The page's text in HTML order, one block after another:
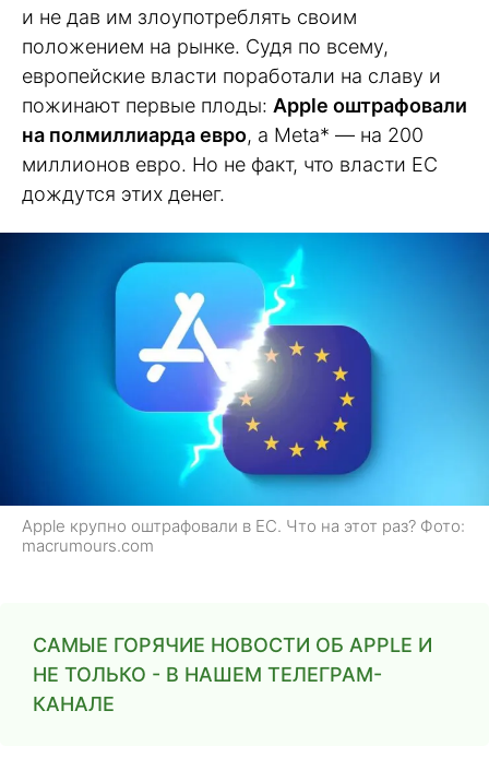
и не дав им злоупотреблять своим
положением на рынке. Судя по всему,
европейские власти поработали на славу и
пожинают первые плоды: Apple оштрафовали
на полмиллиарда евро, а Meta* — на 200
миллионов евро. Но не факт, что власти ЕС
дождутся этих денег.
Apple крупно оштрафовали в ЕС. Что на этот раз? Фото:
macrumours.com
САМЫЕ ГОРЯЧИЕ НОВОСТИ ОБ APPLE И
НЕ ТОЛЬКО - В НАШЕМ ТЕЛЕГРАМ-
КАНАЛЕ